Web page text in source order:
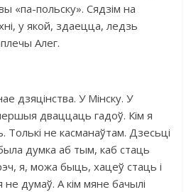
«па-польску». Сядзім на
у якой, здаецца, ледзь
Алег.
дзяцінства. У Мінску. У
дваццаць гадоў. Кім я
Толькі не касманаўтам. Дзесьці
думка аб тым, каб стаць
я, можа быць, хацеў стаць і
не думаў. А кім мяне бачылі